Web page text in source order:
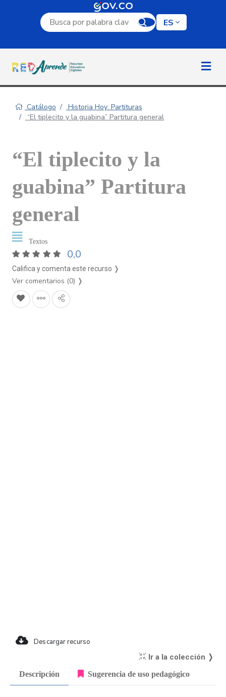
Campo de búsqueda por palabra clave
ES
Catálogo
Historia Hoy: Partituras
“El tiplecito y la guabina” Partitura general
“El tiplecito y la
guabina” Partitura
general
Textos
0,0
Califica y comenta este recurso ❭
Ver comentarios (0) ❭
Descargar recurso
Ir a la colección ❭
Descripción Sugerencia de uso pedagógico